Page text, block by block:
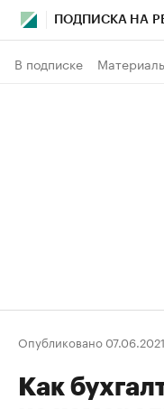
ПОДПИСКА НА
В подписке
Опубликовано
Как